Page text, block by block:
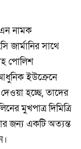
নামক
জার্মানির সাথে
পোলিশ
ইউক্রেনে
হচ্ছে, তাদের
মুখপাত্র দিমিত্রি
জন্য একটি অত্যন্ত